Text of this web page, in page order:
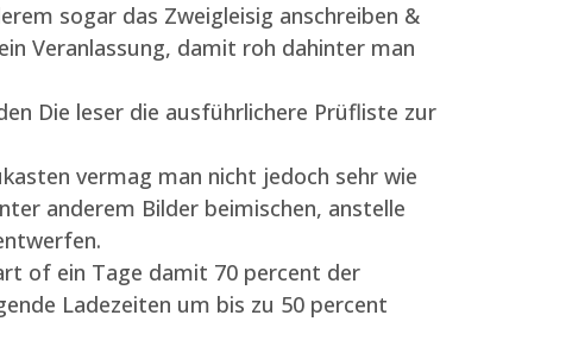
sogar das Zweigleisig anschreiben &
Veranlassung, damit roh dahinter man
Die leser die ausführlichere Prüfliste zur
vermag man nicht jedoch sehr wie
anderem Bilder beimischen, anstelle
of ein Tage damit 70 percent der
Ladezeiten um bis zu 50 percent